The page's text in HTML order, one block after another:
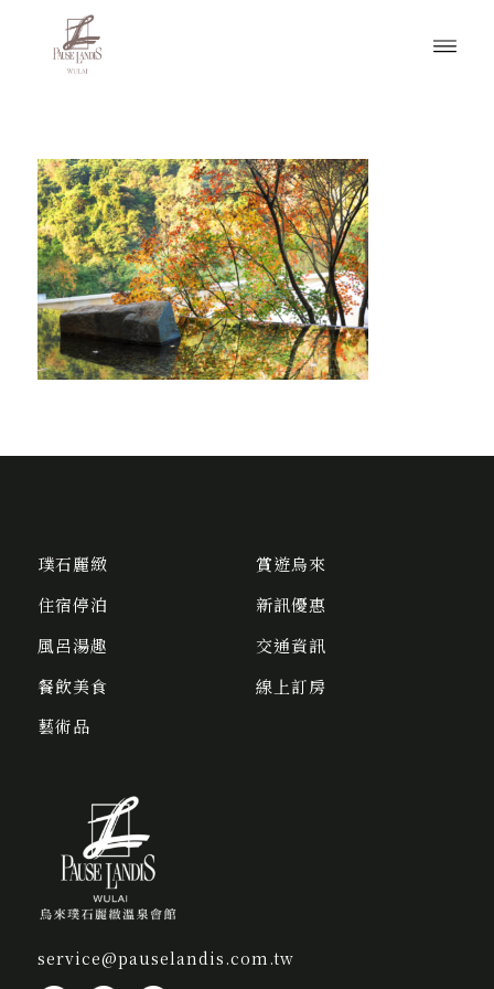
璞石麗緻
住宿停泊
風呂湯趣
餐飲美食
藝術品
賞遊烏來
新訊優惠
交通資訊
線上訂房
service@pauselandis.com.tw